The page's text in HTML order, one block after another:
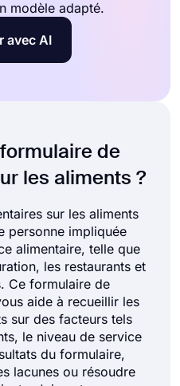
modèle adapté.
avec AI
de
les aliments ?
sur les aliments
personne impliquée
alimentaire, telle que
les restaurants et
Ce formulaire de
aide à recueillir les
sur des facteurs tels
le niveau de service
du formulaire,
lacunes ou résoudre